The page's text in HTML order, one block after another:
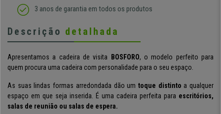
3 anos de garantia em todos os produtos
Descrição detalhada
Apresentamos a cadeira de visita BOSFORO, o modelo perfeito para
quem procura uma cadeira com personalidade para o seu espaço.
As suas lindas formas arredondada dão um toque distinto a qualquer
espaço em que seja inserida. É uma cadeira perfeita para escritórios,
salas de reunião ou salas de espera.